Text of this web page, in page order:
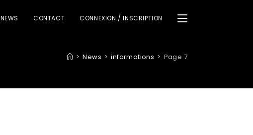
NEWS CONTACT CONNEXION / INSCRIPTION
> News > informations > Page 7